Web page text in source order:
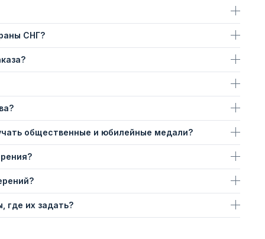
СНГ?
общественные и юбилейные медали?
где их задать?